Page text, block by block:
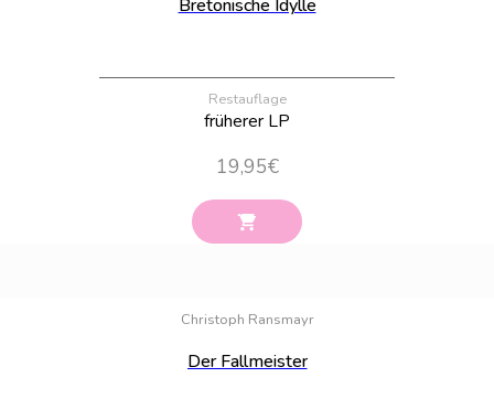
Bretonische Idylle
Restauflage
früherer LP
19,95€
Christoph Ransmayr
Der Fallmeister